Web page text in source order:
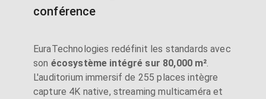
conférence
EuraTechnologies redéfinit les standards avec
son écosystème intégré sur 80,000 m²
L'auditorium immersif de 255 places intègre
capture 4K native, streaming multicaméra et